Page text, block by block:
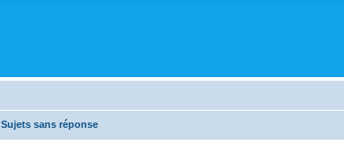
Sujets sans réponse